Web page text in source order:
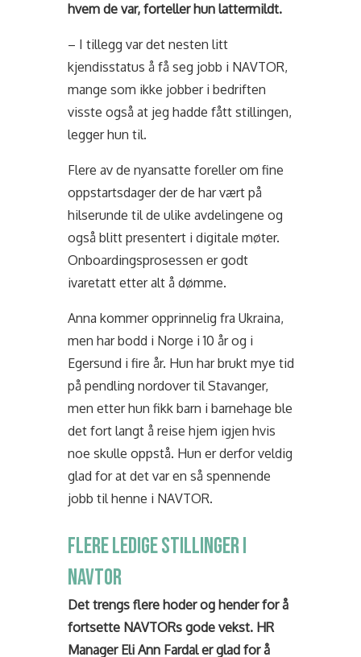
hvem de var, forteller hun lattermildt.
– I tillegg var det nesten litt
kjendisstatus å få seg jobb i NAVTOR,
mange som ikke jobber i bedriften
visste også at jeg hadde fått stillingen,
legger hun til.
Flere av de nyansatte foreller om fine
oppstartsdager der de har vært på
hilserunde til de ulike avdelingene og
også blitt presentert i digitale møter.
Onboardingsprosessen er godt
ivaretatt etter alt å dømme.
Anna kommer opprinnelig fra Ukraina,
men har bodd i Norge i 10 år og i
Egersund i fire år. Hun har brukt mye tid
på pendling nordover til Stavanger,
men etter hun fikk barn i barnehage ble
det fort langt å reise hjem igjen hvis
noe skulle oppstå. Hun er derfor veldig
glad for at det var en så spennende
jobb til henne i NAVTOR.
FLERE LEDIGE STILLINGER I
NAVTOR
Det trengs flere hoder og hender for å
fortsette NAVTORs gode vekst. HR
Manager Eli Ann Fardal er glad for å